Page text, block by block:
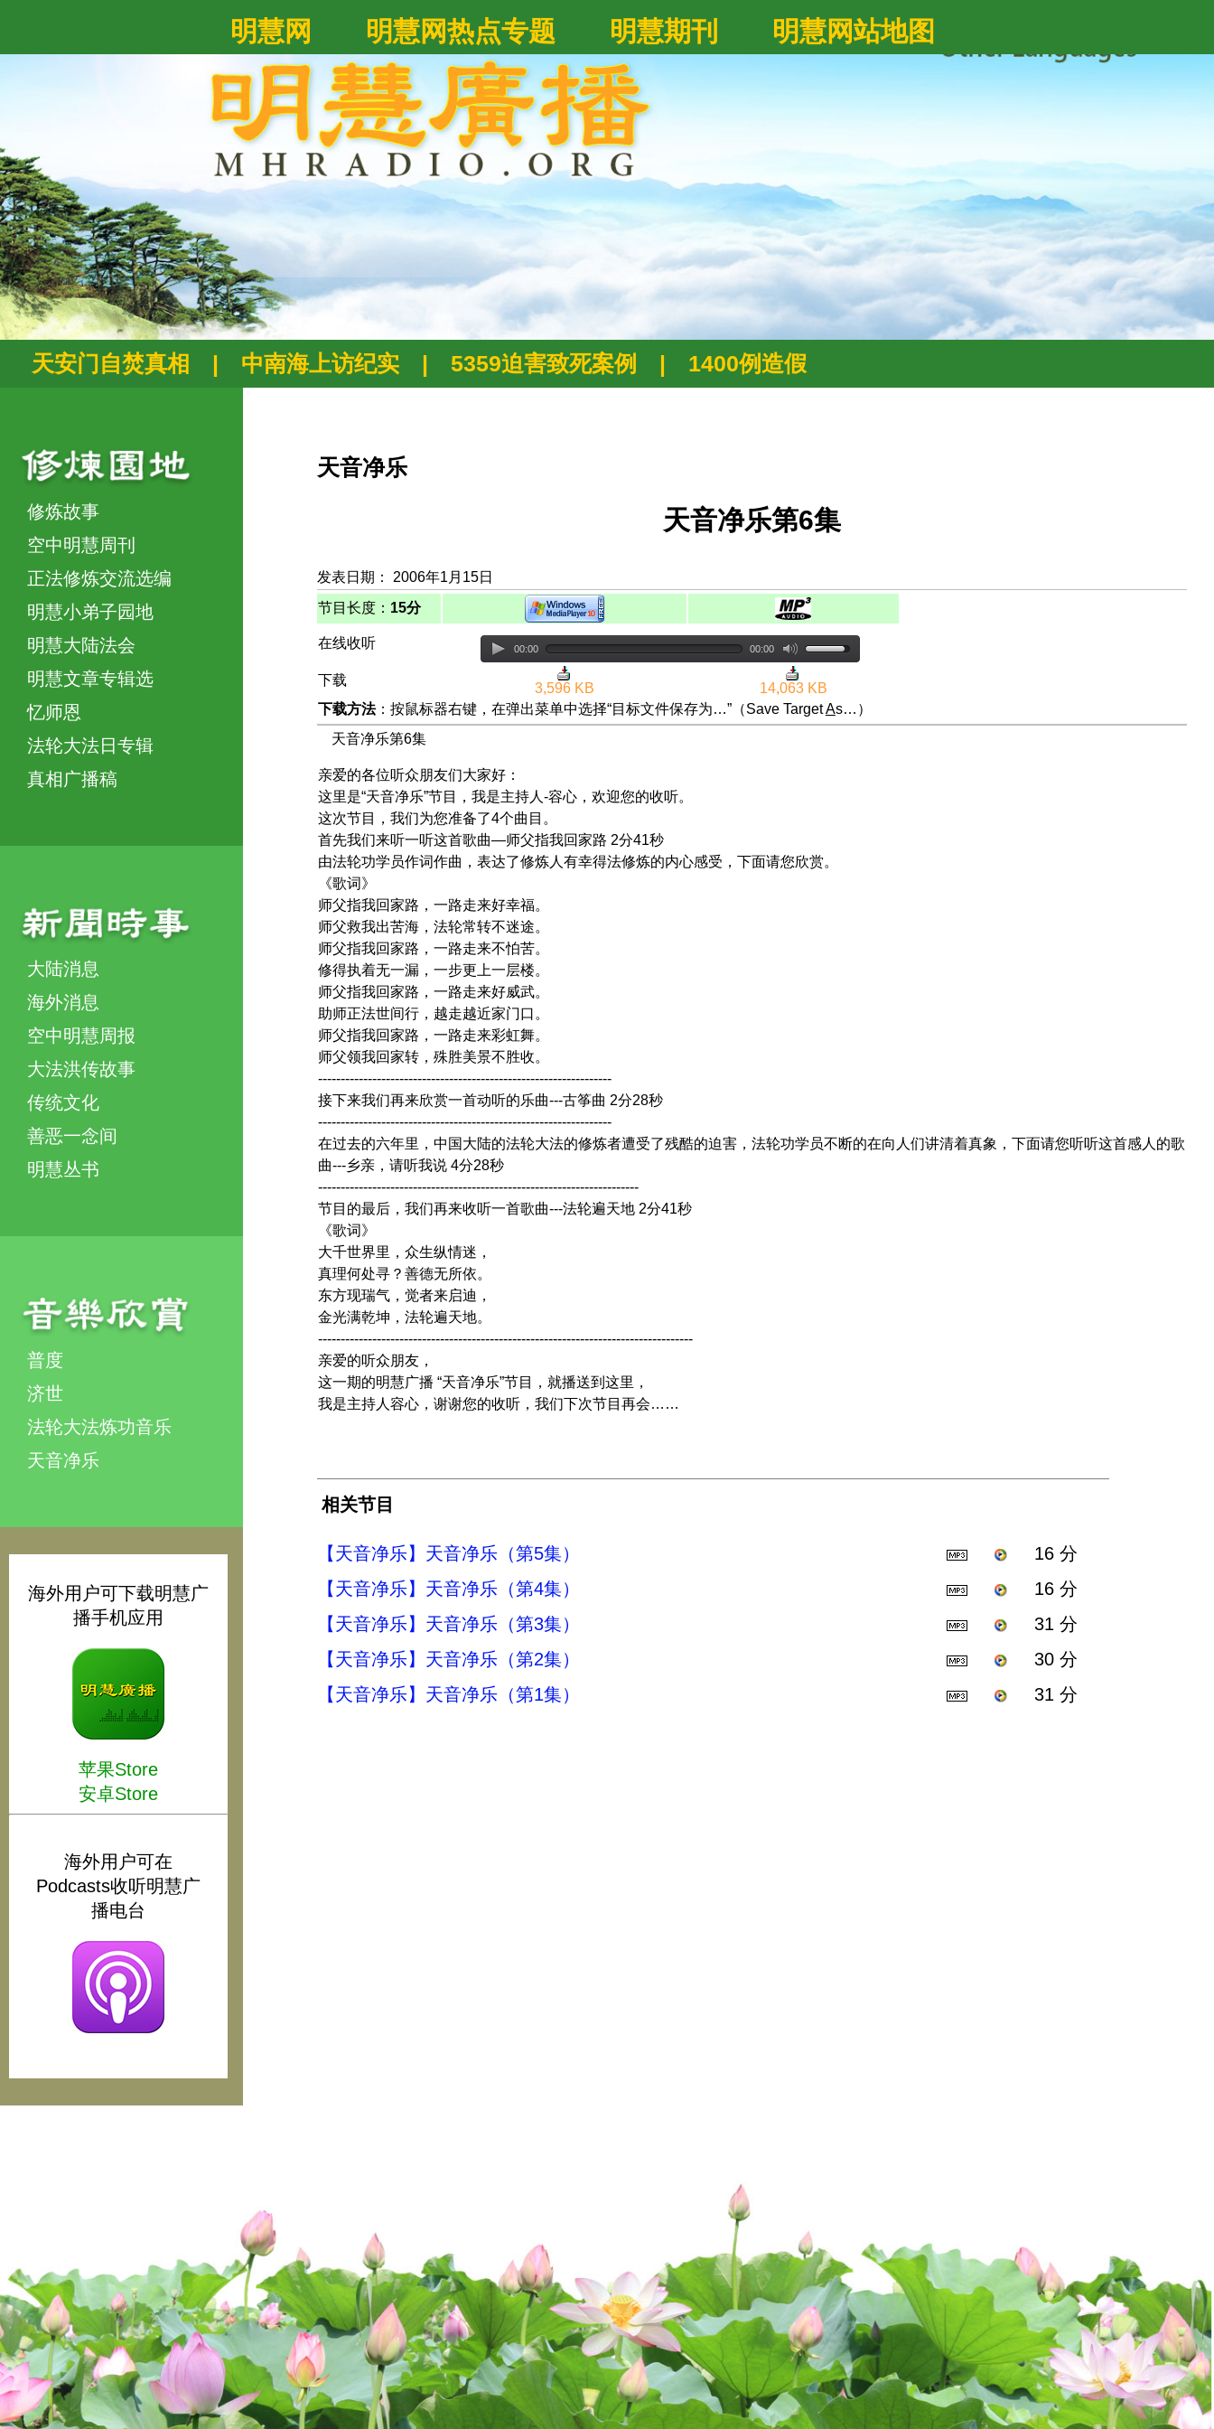
明慧网 明慧网热点专题 明慧期刊 明慧网站地图
天安门自焚真相 | 中南海上访纪实 | 5359迫害致死案例 | 1400例造假
修炼故事
空中明慧周刊
正法修炼交流选编
明慧小弟子园地
明慧大陆法会
明慧文章专辑选
忆师恩
法轮大法日专辑
真相广播稿
大陆消息
海外消息
空中明慧周报
大法洪传故事
传统文化
善恶一念间
明慧丛书
普度
济世
法轮大法炼功音乐
天音净乐
海外用户可下载明慧广
播手机应用
苹果Store
安卓Store
海外用户可在
Podcasts收听明慧广
播电台
天音净乐
天音净乐第6集
发表日期： 2006年1月15日
节目长度： 15分
在线收听 00:00 00:00
下载
3,596 KB
14,063 KB
下载方法：按鼠标器右键，在弹出菜单中选择“目标文件保存为…”（Save TargetAs…）
天音净乐第6集
亲爱的各位听众朋友们大家好：
这里是“天音净乐”节目，我是主持人-容心，欢迎您的收听。
这次节目，我们为您准备了4个曲目。
首先我们来听一听这首歌曲—师父指我回家路 2分41秒
由法轮功学员作词作曲，表达了修炼人有幸得法修炼的内心感受，下面请您欣赏。
《歌词》
师父指我回家路，一路走来好幸福。
师父救我出苦海，法轮常转不迷途。
师父指我回家路，一路走来不怕苦。
修得执着无一漏，一步更上一层楼。
师父指我回家路，一路走来好威武。
助师正法世间行，越走越近家门口。
师父指我回家路，一路走来彩虹舞。
师父领我回家转，殊胜美景不胜收。
-----------------------------------------------------------------
接下来我们再来欣赏一首动听的乐曲---古筝曲 2分28秒
-----------------------------------------------------------------
在过去的六年里，中国大陆的法轮大法的修炼者遭受了残酷的迫害，法轮功学员不断的在向人们讲清着真象，下面请您听听这首感人的歌
曲---乡亲，请听我说 4分28秒
-----------------------------------------------------------------------
节目的最后，我们再来收听一首歌曲---法轮遍天地 2分41秒
《歌词》
大千世界里，众生纵情迷，
真理何处寻？善德无所依。
东方现瑞气，觉者来启迪，
金光满乾坤，法轮遍天地。
-----------------------------------------------------------------------------------
亲爱的听众朋友，
这一期的明慧广播 “天音净乐”节目，就播送到这里，
我是主持人容心，谢谢您的收听，我们下次节目再会……
相关节目
【天音净乐】天音净乐（第5集）
16 分
【天音净乐】天音净乐（第4集）
16 分
【天音净乐】天音净乐（第3集）
31 分
【天音净乐】天音净乐（第2集）
30 分
【天音净乐】天音净乐（第1集）
31 分